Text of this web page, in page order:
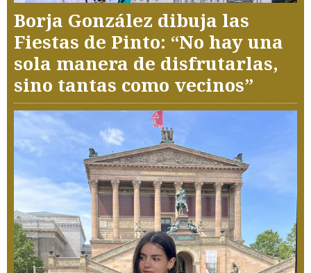
Borja González dibuja las
Fiestas de Pinto: “No hay una
sola manera de disfrutarlas,
sino tantas como vecinos”